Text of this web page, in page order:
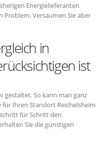
Energielieferanten
Versäumen Sie aber
in
ist
gestaltet. So kann man ganz
Ihren Standort Reichelsheim
für Schritt den
Sie die günstigen